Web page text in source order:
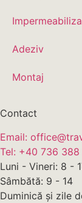
Adeziv
Montaj
Contact
Email:
Tel: +40 736 388
Luni - Vineri: 8 -
Sâmbătă: 9 - 14
Duminică și zile